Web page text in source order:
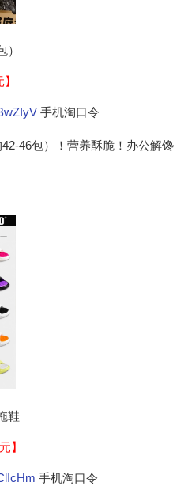
手机淘口令
46包）！营养酥脆！办公解馋
鞋
】
手机淘口令